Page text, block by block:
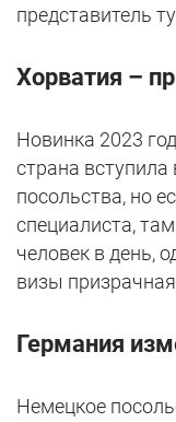
представитель
Хорватия –
Новинка 2023
страна
посольства, но
специалиста,
человек в день,
визы
Германия
Немецкое